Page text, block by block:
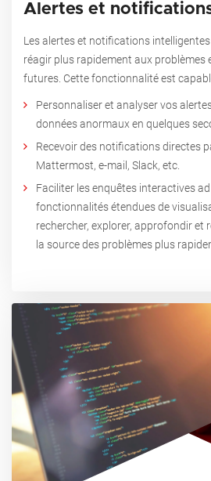
Alertes et
Les alertes et notifications
réagir plus rapidement aux problèmes
futures. Cette fonctionnalité est
Personnaliser et analyser vos
données anormaux en quelques
Recevoir des notifications directes
Mattermost, e-mail, Slack, etc.
Faciliter les enquêtes interactives
fonctionnalités étendues de
rechercher, explorer, approfondir et
la source des problèmes plus